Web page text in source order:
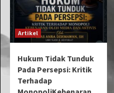
Artikel
Hukum Tidak Tunduk
Pada Persepsi: Kritik
Terhadap